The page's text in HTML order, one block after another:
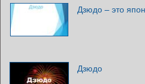
Дзюдо – это
Дзюдо